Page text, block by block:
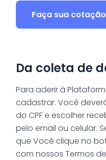
Faça sua cotação
Da coleta de
Para aderir à
cadastrar. Você
do CPF e escolher
pelo email ou celular.
que Você clique no
com nossos Termos